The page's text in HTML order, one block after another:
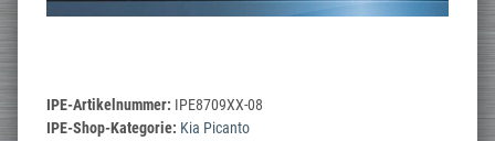
IPE-Artikelnummer: IPE8709XX-08
IPE-Shop-Kategorie: Kia Picanto